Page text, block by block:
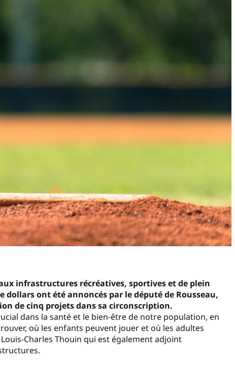
infrastructures récréatives, sportives et de plein
ont été annoncés par le député de Rousseau,
de cinq projets dans sa circonscription.
dans la santé et le bien-être de notre population, en
où les enfants peuvent jouer et où les adultes
Charles Thouin qui est également adjoint